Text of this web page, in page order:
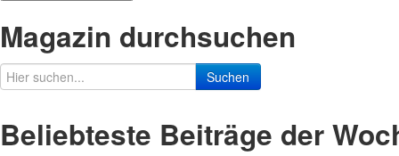
Magazin durchsuchen
Suchen
Beliebteste Beiträge der